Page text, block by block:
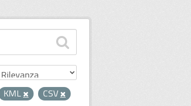
KML
CSV